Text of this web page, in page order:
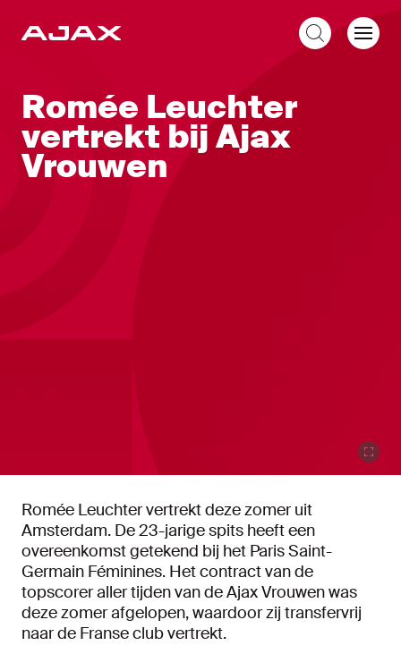
Romée Leuchter
vertrekt bij Ajax
Vrouwen
Romée Leuchter vertrekt deze zomer uit
Amsterdam. De 23-jarige spits heeft een
overeenkomst getekend bij het Paris Saint-
Germain Féminines. Het contract van de
topscorer aller tijden van de Ajax Vrouwen was
deze zomer afgelopen, waardoor zij transfervrij
naar de Franse club vertrekt.